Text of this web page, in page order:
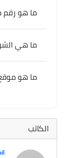
ما هو رقم
ما هي
ما هو
الكاتب